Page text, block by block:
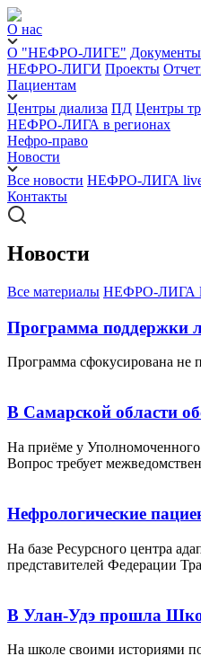
О нас
О "НЕФРО-ЛИГЕ" Документы
НЕФРО-ЛИГИ Проекты
Пациентам
Центры диализа ПД Центры
НЕФРО-ЛИГА в регионах
Нефро-право
Новости
Все новости НЕФРО-ЛИГА
Контакты
Новости
Все материалы НЕФРО-ЛИГА
Программа поддержки
Программа сфокусирована не
В Самарской области
На приёме у
Вопрос требует
Нефрологические
На базе Ресурсного центра
представителей Федерации
В Улан-Удэ прошла
На школе своими историями